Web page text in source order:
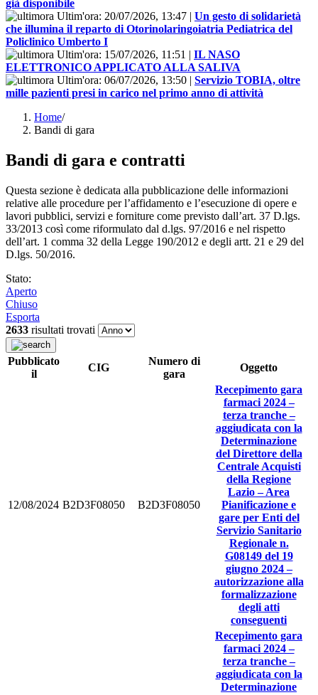
già disponibile
Ultim'ora: 20/07/2026, 13:47 | Un gesto di solidarietà
che illumina il reparto di Otorinolaringoiatria Pediatrica del
Policlinico Umberto I
Ultim'ora: 15/07/2026, 11:51 | IL NASO
ELETTRONICO APPLICATO ALLA SALIVA
Ultim'ora: 06/07/2026, 13:50 | Servizio TOBIA, oltre
mille pazienti presi in carico nel primo anno di attività
Home/
Bandi di gara
Bandi di gara e contratti
Questa sezione è dedicata alla pubblicazione delle informazioni
relative alle procedure per l’affidamento e l’esecuzione di opere e
lavori pubblici, servizi e forniture come previsto dall’art. 37 D.lgs.
33/2013 così come riformulato dal d.lgs. 97/2016 e nel rispetto
dell’art. 1 comma 32 della Legge 190/2012 e degli artt. 21 e 29 del
D.lgs. 50/2016.
Stato:
Aperto
Chiuso
Esporta
2633 risultati trovati
Pubblicato
il
CIG
Numero di
gara
Oggetto
12/08/2024 B2D3F08050 B2D3F08050
Recepimento gara
farmaci 2024 –
terza tranche –
aggiudicata con la
Determinazione
del Direttore della
Centrale Acquisti
della Regione
Lazio – Area
Pianificazione e
gare per Enti del
Servizio Sanitario
Regionale n.
G08149 del 19
giugno 2024 –
autorizzazione alla
formalizzazione
degli atti
conseguenti
Recepimento gara
farmaci 2024 –
terza tranche –
aggiudicata con la
Determinazione